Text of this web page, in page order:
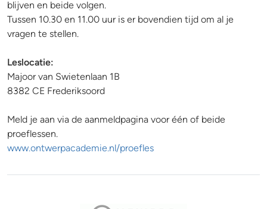
blijven en beide volgen.
Tussen 10.30 en 11.00 uur is er bovendien tijd om al je
vragen te stellen.
Leslocatie:
Majoor van Swietenlaan 1B
8382 CE Frederiksoord
Meld je aan via de aanmeldpagina voor één of beide
proeflessen.
www.ontwerpacademie.nl/proefles